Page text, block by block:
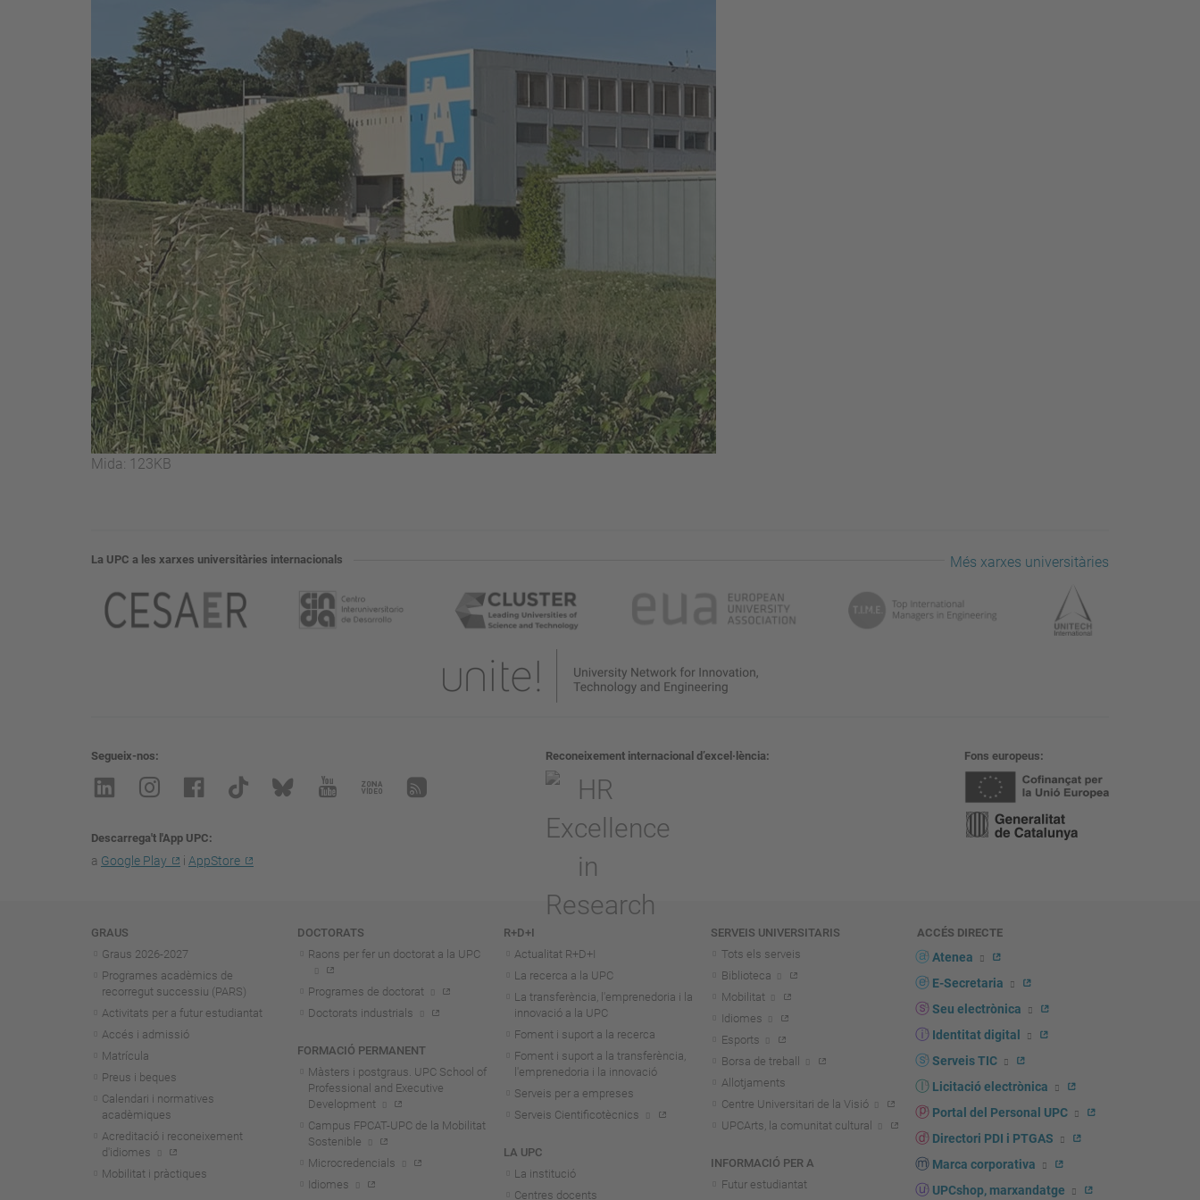
Feu
la
mida
Mida: 123KB
La UPC a les xarxes universitàries internacionals Més xarxes universitàries
Segueix-nos
Descarrega't l'App UPC
a Google Play i AppStore
Reconeixement internacional d’excel·lència Fons europeus
Navegació
GRAUS
Graus 2026-2027
Programes acadèmics de
recorregut successiu (PARS)
Activitats per a futur estudiantat
Accés i admissió
Matrícula
Preus i beques
Calendari i normatives
acadèmiques
Acreditació i reconeixement
d'idiomes
Mobilitat i pràctiques
DOCTORATS
Raons per fer un doctorat a la UPC
Programes de doctorat
Doctorats industrials
FORMACIÓ PERMANENT
Màsters i postgraus. UPC School of
Professional and Executive
Development
Campus FPCAT-UPC de la Mobilitat
Sostenible
Microcredencials
Idiomes
R+D+I
Actualitat R+D+I
La recerca a la UPC
La transferència, l'emprenedoria i la
innovació a la UPC
Foment i suport a la recerca
Foment i suport a la transferència,
l'emprenedoria i la innovació
Serveis per a empreses
Serveis Cientificotècnics
LA UPC
La institució
Centres docents
SERVEIS UNIVERSITARIS
Tots els serveis
Biblioteca
Mobilitat
Idiomes
Esports
Borsa de treball
Allotjaments
Centre Universitari de la Visió
UPCArts, la comunitat cultural
INFORMACIÓ PER A
Futur estudiantat
ACCÉS DIRECTE
Atenea
E-Secretaria
Seu electrònica
Identitat digital
Serveis TIC
Licitació electrònica
Portal del Personal UPC
Directori PDI i PTGAS
Marca corporativa
UPCshop, marxandatge